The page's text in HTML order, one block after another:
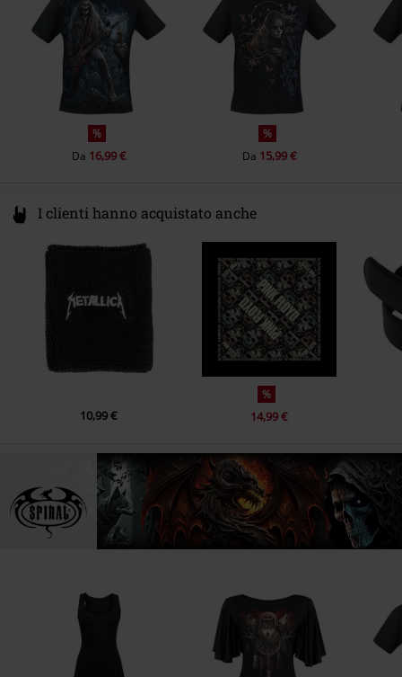
Hello@attitudeholland.nl
%
Da 16,99 €
%
Da 15,99 €
I clienti hanno acquistato anche
10,99 €
%
14,99 €